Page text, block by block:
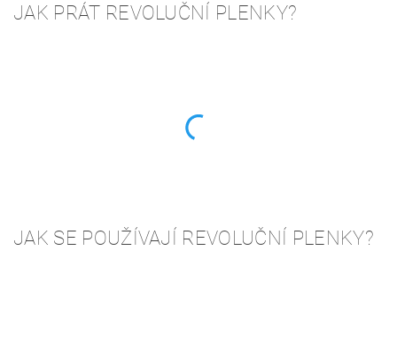
JAK PRÁT REVOLUČNÍ PLENKY?
JAK SE POUŽÍVAJÍ REVOLUČNÍ PLENKY?